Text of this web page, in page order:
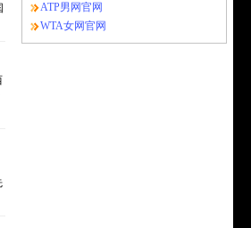
ATP男网官网
WTA女网官网